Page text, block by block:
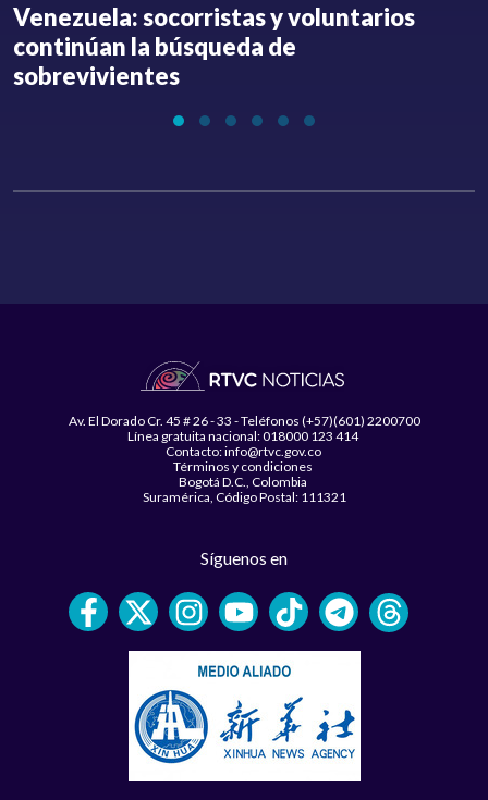
Venezuela: socorristas y voluntarios
continúan la búsqueda de
sobrevivientes
Av. El Dorado Cr. 45 # 26 - 33 - Teléfonos (+57)(601) 2200700
Línea gratuita nacional: 018000 123 414
Contacto: info@rtvc.gov.co
Términos y condiciones
Bogotá D.C., Colombia
Suramérica, Código Postal: 111321
Síguenos en